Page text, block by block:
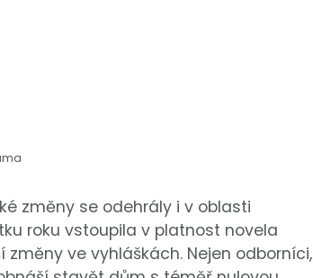
změny se odehrály i v oblasti
roku vstoupila v platnost novela
ve vyhláškách. Nejen odborníci,